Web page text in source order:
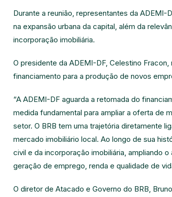
Durante a reunião, representantes da
na expansão urbana da capital, além da
incorporação imobiliária.
O presidente da ADEMI-DF, Celestino
financiamento para a produção de novos
“A ADEMI-DF aguarda a retomada do
medida fundamental para ampliar a oferta de
setor. O BRB tem uma trajetória diretamente
mercado imobiliário local. Ao longo de sua
civil e da incorporação imobiliária, ampliando
geração de emprego, renda e qualidade de
O diretor de Atacado e Governo do BRB,